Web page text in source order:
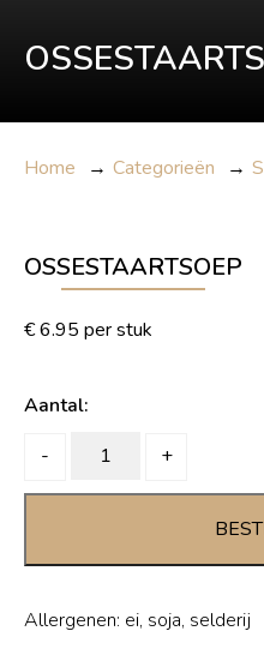
Home → Categorieën →
OSSESTAARTSOEP
€6.95 per stuk
Aantal:
-
OSSESTAARTSOEP
+
Allergenen: ei, soja, selderij